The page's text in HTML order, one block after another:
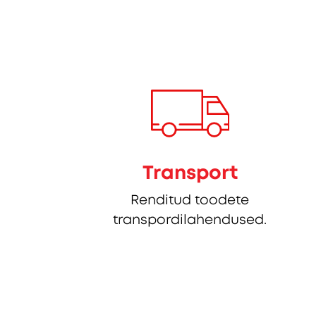
Transport
Renditud toodete
transpordilahendused.